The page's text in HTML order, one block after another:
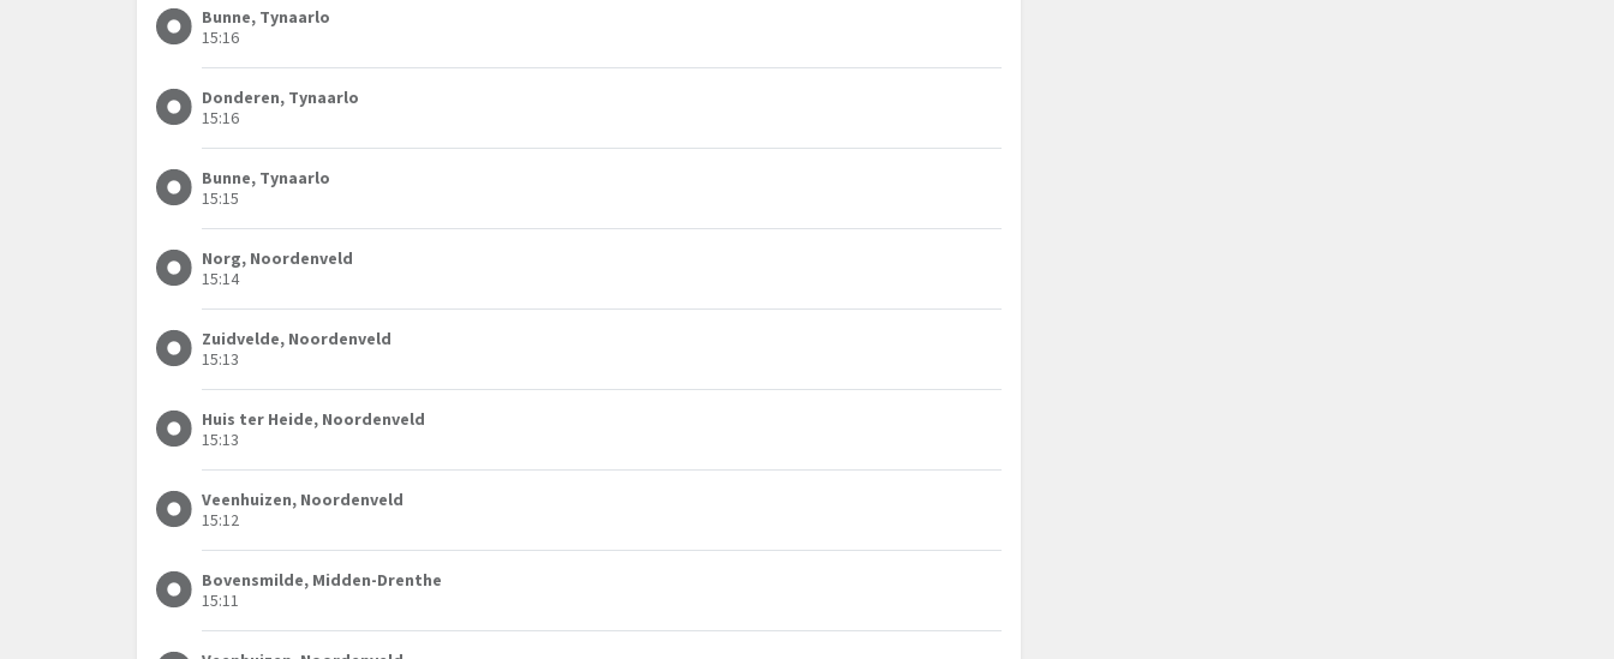
Bunne, Tynaarlo
15:16
Donderen, Tynaarlo
15:16
Bunne, Tynaarlo
15:15
Norg, Noordenveld
15:14
Zuidvelde, Noordenveld
15:13
Huis ter Heide, Noordenveld
15:13
Veenhuizen, Noordenveld
15:12
Bovensmilde, Midden-Drenthe
15:11